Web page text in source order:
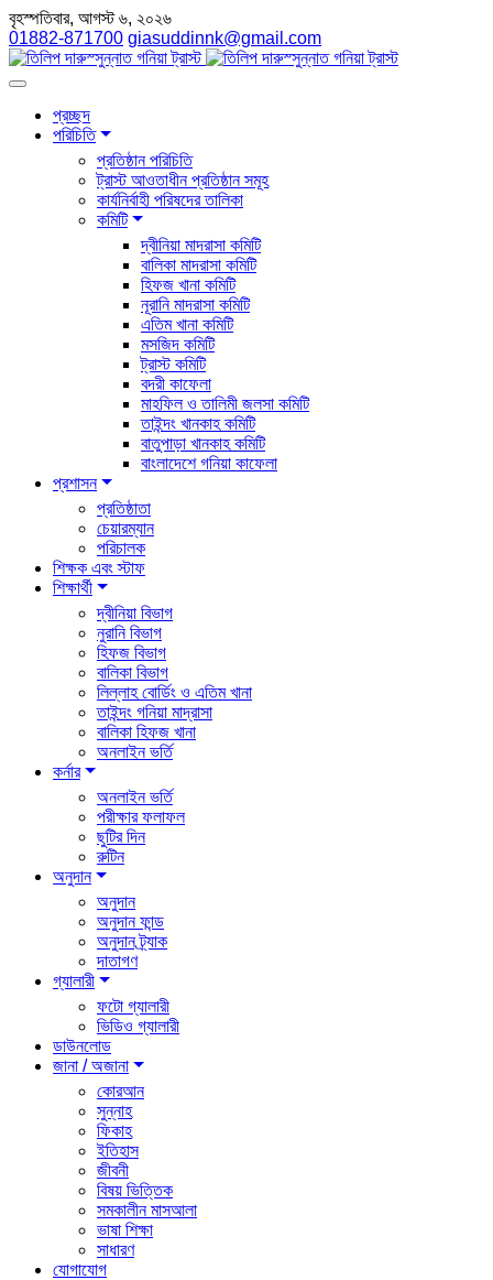
বৃহস্পতিবার, আগস্ট ৬, ২০২৬
01882-871700 giasuddinnk@gmail.com
প্রচ্ছদ
পরিচিতি
প্রতিষ্ঠান পরিচিতি
ট্রাস্ট আওতাধীন প্রতিষ্ঠান সমূহ
কার্যনির্বাহী পরিষদের তালিকা
কমিটি
দ্বীনিয়া মাদরাসা কমিটি
বালিকা মাদরাসা কমিটি
হিফজ খানা কমিটি
নূরানি মাদরাসা কমিটি
এতিম খানা কমিটি
মসজিদ কমিটি
ট্রাস্ট কমিটি
বদরী কাফেলা
মাহফিল ও তালিমী জলসা কমিটি
তাইন্দং খানকাহ কমিটি
বাতুপাড়া খানকাহ কমিটি
বাংলাদেশে গনিয়া কাফেলা
প্রশাসন
প্রতিষ্ঠাতা
চেয়ারম্যান
পরিচালক
শিক্ষক এবং স্টাফ
শিক্ষার্থী
দ্বীনিয়া বিভাগ
নুরানি বিভাগ
হিফজ বিভাগ
বালিকা বিভাগ
লিল্লাহ বোর্ডিং ও এতিম খানা
তাইন্দং গনিয়া মাদ্রাসা
বালিকা হিফজ খানা
অনলাইন ভর্তি
কর্নার
অনলাইন ভর্তি
পরীক্ষার ফলাফল
ছুটির দিন
রুটিন
অনুদান
অনুদান
অনুদান ফান্ড
অনুদান ট্র্যাক
দাতাগণ
গ্যালারী
ফটো গ্যালারী
ভিডিও গ্যালারী
ডাউনলোড
জানা / অজানা
কোরআন
সুন্নাহ
ফিকাহ
ইতিহাস
জীবনী
বিষয় ভিত্তিক
সমকালীন মাসআলা
ভাষা শিক্ষা
সাধারণ
যোগাযোগ